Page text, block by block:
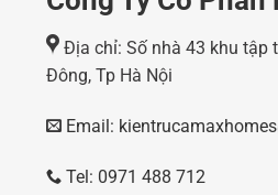
Địa chỉ: Số nhà 43 khu tập
Đông, Tp Hà Nội
Email:
Tel: 0971 488 712